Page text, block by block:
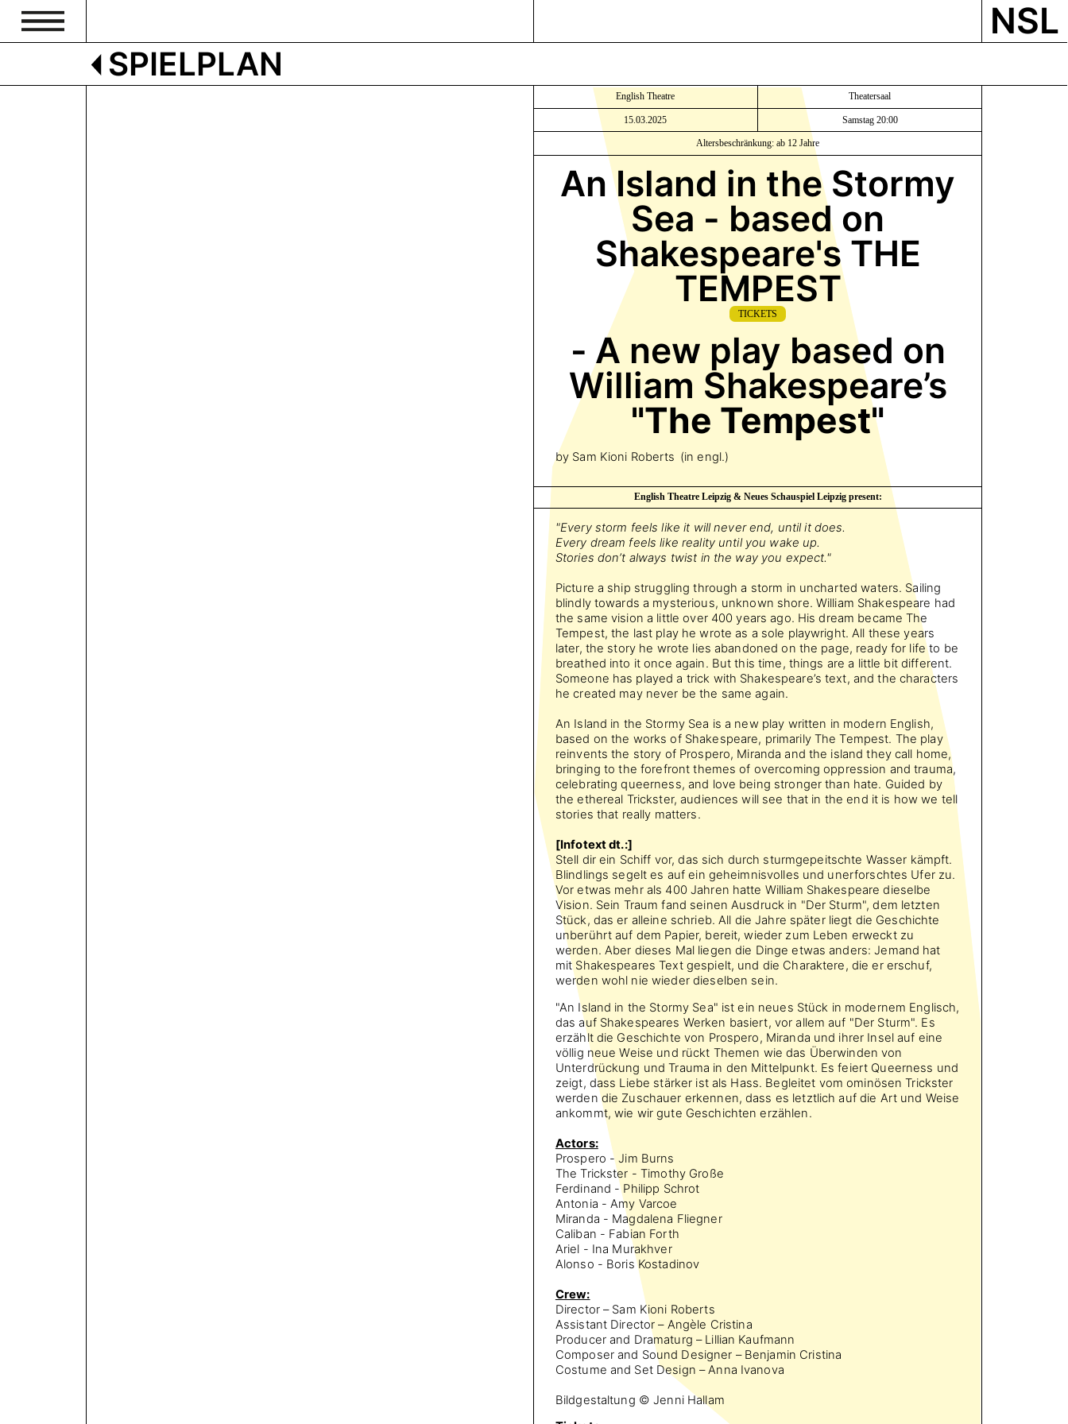
NSL
SPIELPLAN
English Theatre Theatersaal
15.03.2025 Samstag 20:00
Altersbeschränkung: ab 12 Jahre
An Island in the Stormy
Sea - based on
Shakespeare's THE
TEMPEST
TICKETS
- A new play based on
William Shakespeare’s
"The Tempest"
by Sam Kioni Roberts (in engl.)
English Theatre Leipzig & Neues Schauspiel Leipzig present:
"Every storm feels like it will never end, until it does.
Every dream feels like reality until you wake up.
Stories don’t always twist in the way you expect."
Picture a ship struggling through a storm in uncharted waters. Sailing
blindly towards a mysterious, unknown shore. William Shakespeare had
the same vision a little over 400 years ago. His dream became The
Tempest, the last play he wrote as a sole playwright. All these years
later, the story he wrote lies abandoned on the page, ready for life to be
breathed into it once again. But this time, things are a little bit different.
Someone has played a trick with Shakespeare’s text, and the characters
he created may never be the same again.
An Island in the Stormy Sea is a new play written in modern English,
based on the works of Shakespeare, primarily The Tempest. The play
reinvents the story of Prospero, Miranda and the island they call home,
bringing to the forefront themes of overcoming oppression and trauma,
celebrating queerness, and love being stronger than hate. Guided by
the ethereal Trickster, audiences will see that in the end it is how we tell
stories that really matters.
[Infotext dt.:]
Stell dir ein Schiff vor, das sich durch sturmgepeitschte Wasser kämpft.
Blindlings segelt es auf ein geheimnisvolles und unerforschtes Ufer zu.
Vor etwas mehr als 400 Jahren hatte William Shakespeare dieselbe
Vision. Sein Traum fand seinen Ausdruck in "Der Sturm", dem letzten
Stück, das er alleine schrieb. All die Jahre später liegt die Geschichte
unberührt auf dem Papier, bereit, wieder zum Leben erweckt zu
werden. Aber dieses Mal liegen die Dinge etwas anders: Jemand hat
mit Shakespeares Text gespielt, und die Charaktere, die er erschuf,
werden wohl nie wieder dieselben sein.
"An Island in the Stormy Sea" ist ein neues Stück in modernem Englisch,
das auf Shakespeares Werken basiert, vor allem auf "Der Sturm". Es
erzählt die Geschichte von Prospero, Miranda und ihrer Insel auf eine
völlig neue Weise und rückt Themen wie das Überwinden von
Unterdrückung und Trauma in den Mittelpunkt. Es feiert Queerness und
zeigt, dass Liebe stärker ist als Hass. Begleitet vom ominösen Trickster
werden die Zuschauer erkennen, dass es letztlich auf die Art und Weise
ankommt, wie wir gute Geschichten erzählen.
Actors:
Prospero - Jim Burns
The Trickster - Timothy Große
Ferdinand - Philipp Schrot
Antonia - Amy Varcoe
Miranda - Magdalena Fliegner
Caliban - Fabian Forth
Ariel - Ina Murakhver
Alonso - Boris Kostadinov
Crew:
Director – Sam Kioni Roberts
Assistant Director – Angèle Cristina
Producer and Dramaturg – Lillian Kaufmann
Composer and Sound Designer – Benjamin Cristina
Costume and Set Design – Anna Ivanova
Bildgestaltung © Jenni Hallam